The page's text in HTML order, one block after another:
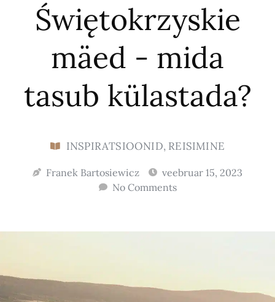
Świętokrzyskie
mäed - mida
tasub külastada?
INSPIRATSIOONID, REISIMINE
Franek Bartosiewicz
veebruar 15, 2023
No Comments